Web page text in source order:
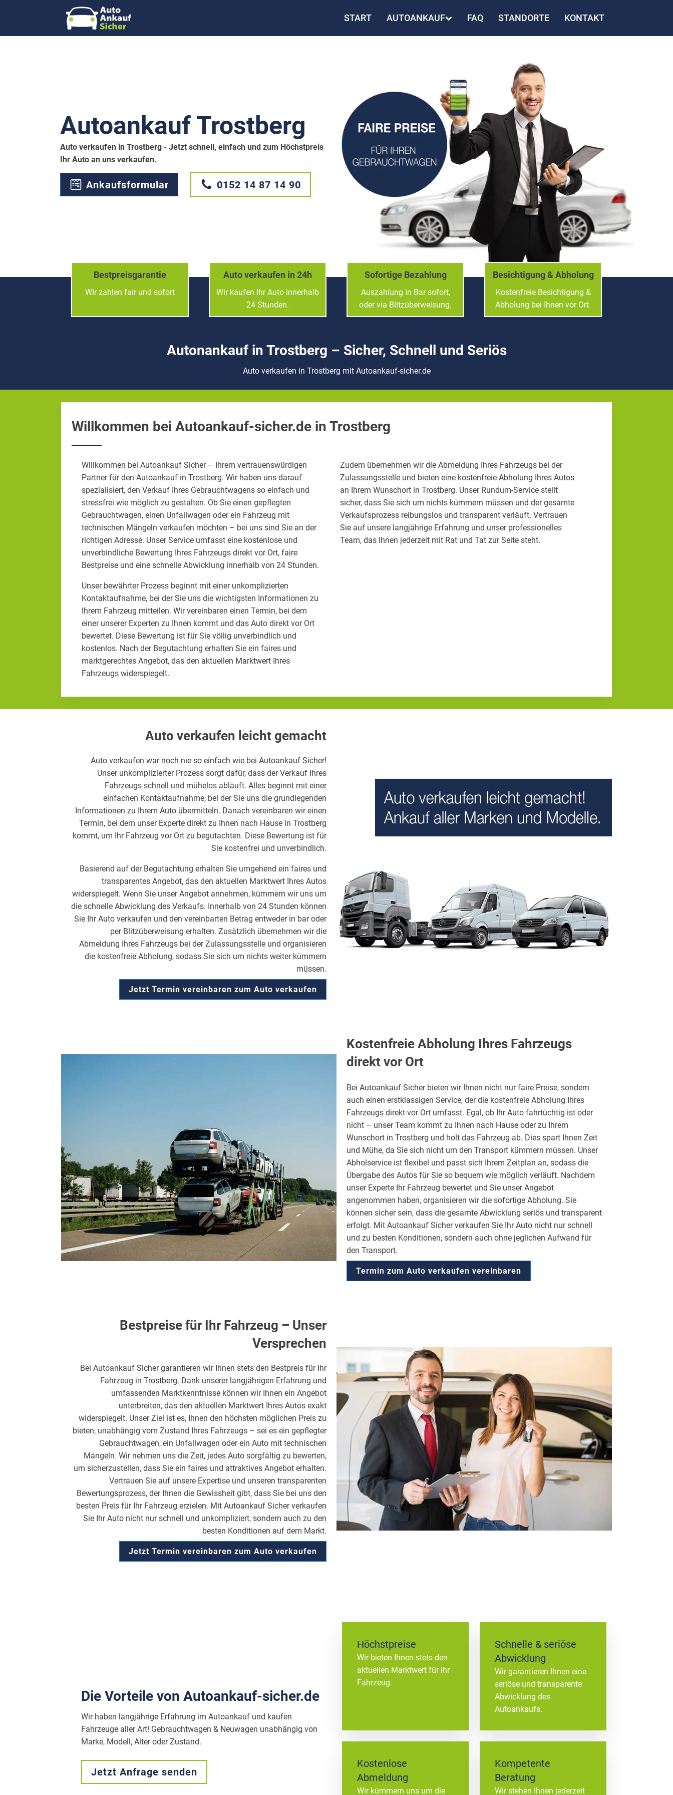
START AUTOANKAUF FAQ STANDORTE KONTAKT
Autoankauf Trostberg
Auto verkaufen in Trostberg - Jetzt schnell, einfach und zum Höchstpreis
Ihr Auto an uns verkaufen.
Ankaufsformular 0152 14 87 14 90
Bestpreisgarantie
Wir zahlen fair und sofort
Auto verkaufen in 24h
Wir kaufen Ihr Auto innerhalb
24 Stunden.
Sofortige Bezahlung
Auszahlung in Bar sofort,
oder via Blitzüberweisung.
Besichtigung & Abholung
Kostenfreie Besichtigung &
Abholung bei Ihnen vor Ort.
Autonankauf in Trostberg – Sicher, Schnell und Seriös
Auto verkaufen in Trostberg mit Autoankauf-sicher.de
Willkommen bei Autoankauf-sicher.de in Trostberg
Willkommen bei Autoankauf Sicher – Ihrem vertrauenswürdigen
Partner für den Autoankauf in Trostberg. Wir haben uns darauf
spezialisiert, den Verkauf Ihres Gebrauchtwagens so einfach und
stressfrei wie möglich zu gestalten. Ob Sie einen gepflegten
Gebrauchtwagen, einen Unfallwagen oder ein Fahrzeug mit
technischen Mängeln verkaufen möchten – bei uns sind Sie an der
richtigen Adresse. Unser Service umfasst eine kostenlose und
unverbindliche Bewertung Ihres Fahrzeugs direkt vor Ort, faire
Bestpreise und eine schnelle Abwicklung innerhalb von 24 Stunden.
Unser bewährter Prozess beginnt mit einer unkomplizierten
Kontaktaufnahme, bei der Sie uns die wichtigsten Informationen zu
Ihrem Fahrzeug mitteilen. Wir vereinbaren einen Termin, bei dem
einer unserer Experten zu Ihnen kommt und das Auto direkt vor Ort
bewertet. Diese Bewertung ist für Sie völlig unverbindlich und
kostenlos. Nach der Begutachtung erhalten Sie ein faires und
marktgerechtes Angebot, das den aktuellen Marktwert Ihres
Fahrzeugs widerspiegelt.
Zudem übernehmen wir die Abmeldung Ihres Fahrzeugs bei der
Zulassungsstelle und bieten eine kostenfreie Abholung Ihres Autos
an Ihrem Wunschort in Trostberg. Unser Rundum-Service stellt
sicher, dass Sie sich um nichts kümmern müssen und der gesamte
Verkaufsprozess reibungslos und transparent verläuft. Vertrauen
Sie auf unsere langjährige Erfahrung und unser professionelles
Team, das Ihnen jederzeit mit Rat und Tat zur Seite steht.
Auto verkaufen leicht gemacht
Auto verkaufen war noch nie so einfach wie bei Autoankauf Sicher!
Unser unkomplizierter Prozess sorgt dafür, dass der Verkauf Ihres
Fahrzeugs schnell und mühelos abläuft. Alles beginnt mit einer
einfachen Kontaktaufnahme, bei der Sie uns die grundlegenden
Informationen zu Ihrem Auto übermitteln. Danach vereinbaren wir einen
Termin, bei dem unser Experte direkt zu Ihnen nach Hause in Trostberg
kommt, um Ihr Fahrzeug vor Ort zu begutachten. Diese Bewertung ist für
Sie kostenfrei und unverbindlich.
Basierend auf der Begutachtung erhalten Sie umgehend ein faires und
transparentes Angebot, das den aktuellen Marktwert Ihres Autos
widerspiegelt. Wenn Sie unser Angebot annehmen, kümmern wir uns um
die schnelle Abwicklung des Verkaufs. Innerhalb von 24 Stunden können
Sie Ihr Auto verkaufen und den vereinbarten Betrag entweder in bar oder
per Blitzüberweisung erhalten. Zusätzlich übernehmen wir die
Abmeldung Ihres Fahrzeugs bei der Zulassungsstelle und organisieren
die kostenfreie Abholung, sodass Sie sich um nichts weiter kümmern
müssen.
Jetzt Termin vereinbaren zum Auto verkaufen
Kostenfreie Abholung Ihres Fahrzeugs
direkt vor Ort
Bei Autoankauf Sicher bieten wir Ihnen nicht nur faire Preise, sondern
auch einen erstklassigen Service, der die kostenfreie Abholung Ihres
Fahrzeugs direkt vor Ort umfasst. Egal, ob Ihr Auto fahrtüchtig ist oder
nicht – unser Team kommt zu Ihnen nach Hause oder zu Ihrem
Wunschort in Trostberg und holt das Fahrzeug ab. Dies spart Ihnen Zeit
und Mühe, da Sie sich nicht um den Transport kümmern müssen. Unser
Abholservice ist flexibel und passt sich Ihrem Zeitplan an, sodass die
Übergabe des Autos für Sie so bequem wie möglich verläuft. Nachdem
unser Experte Ihr Fahrzeug bewertet und Sie unser Angebot
angenommen haben, organisieren wir die sofortige Abholung. Sie
können sicher sein, dass die gesamte Abwicklung seriös und transparent
erfolgt. Mit Autoankauf Sicher verkaufen Sie Ihr Auto nicht nur schnell
und zu besten Konditionen, sondern auch ohne jeglichen Aufwand für
den Transport.
Termin zum Auto verkaufen vereinbaren
Bestpreise für Ihr Fahrzeug – Unser
Versprechen
Bei Autoankauf Sicher garantieren wir Ihnen stets den Bestpreis für Ihr
Fahrzeug in Trostberg. Dank unserer langjährigen Erfahrung und
umfassenden Marktkenntnisse können wir Ihnen ein Angebot
unterbreiten, das den aktuellen Marktwert Ihres Autos exakt
widerspiegelt. Unser Ziel ist es, Ihnen den höchsten möglichen Preis zu
bieten, unabhängig vom Zustand Ihres Fahrzeugs – sei es ein gepflegter
Gebrauchtwagen, ein Unfallwagen oder ein Auto mit technischen
Mängeln. Wir nehmen uns die Zeit, jedes Auto sorgfältig zu bewerten,
um sicherzustellen, dass Sie ein faires und attraktives Angebot erhalten.
Vertrauen Sie auf unsere Expertise und unseren transparenten
Bewertungsprozess, der Ihnen die Gewissheit gibt, dass Sie bei uns den
besten Preis für Ihr Fahrzeug erzielen. Mit Autoankauf Sicher verkaufen
Sie Ihr Auto nicht nur schnell und unkompliziert, sondern auch zu den
besten Konditionen auf dem Markt.
Jetzt Termin vereinbaren zum Auto verkaufen
Höchstpreise
Wir bieten Ihnen stets den
aktuellen Marktwert für Ihr
Fahrzeug.
Schnelle & seriöse
Abwicklung
Wir garantieren Ihnen eine
seriöse und transparente
Abwicklung des
Autoankaufs.
Kostenlose
Abmeldung
Wir kümmern uns um die
Kompetente
Beratung
Wir stehen Ihnen jederzeit
Die Vorteile von Autoankauf-sicher.de
Wir haben langjährige Erfahrung im Autoankauf und kaufen
Fahrzeuge aller Art! Gebrauchtwagen & Neuwagen unabhängig von
Marke, Modell, Alter oder Zustand.
Jetzt Anfrage senden